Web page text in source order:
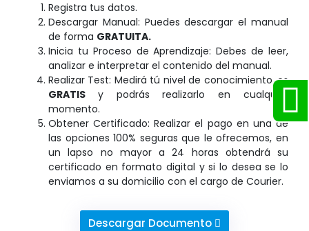
Registra tus datos.
Descargar Manual: Puedes descargar el manual
de forma GRATUITA.
Inicia tu Proceso de Aprendizaje: Debes de leer,
analizar e interpretar el contenido del manual.
Realizar Test: Medirá tú nivel de conocimiento, es
GRATIS y podrás realizarlo en cualquier
momento.
Obtener Certificado: Realizar el pago en una de
las opciones 100% seguras que le ofrecemos, en
un lapso no mayor a 24 horas obtendrá su
certificado en formato digital y si lo desea se lo
enviamos a su domicilio con el cargo de Courier.
Descargar Documento